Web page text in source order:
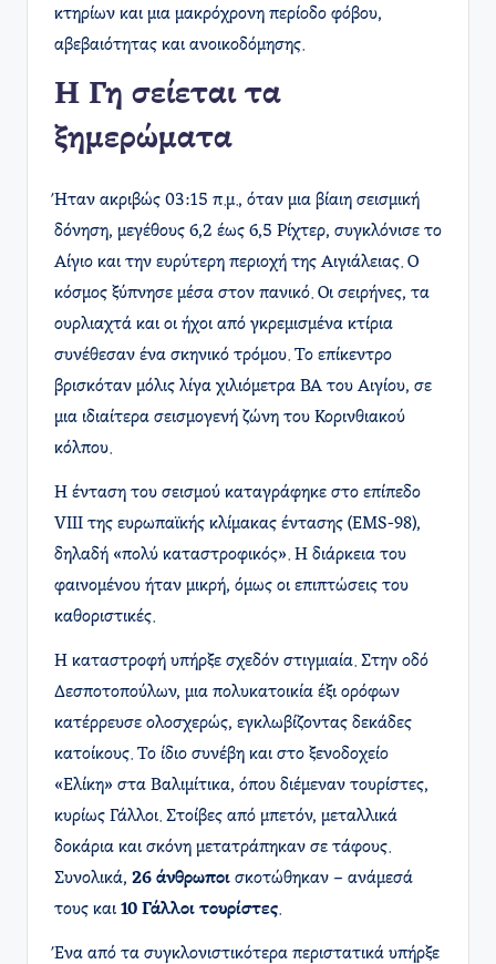
κτηρίων και μια μακρόχρονη περίοδο φόβου,
αβεβαιότητας και ανοικοδόμησης.
Η Γη σείεται τα
ξημερώματα
Ήταν ακριβώς 03:15 π.μ., όταν μια βίαιη σεισμική
δόνηση, μεγέθους 6,2 έως 6,5 Ρίχτερ, συγκλόνισε το
Αίγιο και την ευρύτερη περιοχή της Αιγιάλειας. Ο
κόσμος ξύπνησε μέσα στον πανικό. Οι σειρήνες, τα
ουρλιαχτά και οι ήχοι από γκρεμισμένα κτίρια
συνέθεσαν ένα σκηνικό τρόμου. Το επίκεντρο
βρισκόταν μόλις λίγα χιλιόμετρα ΒΑ του Αιγίου, σε
μια ιδιαίτερα σεισμογενή ζώνη του Κορινθιακού
κόλπου.
Η ένταση του σεισμού καταγράφηκε στο επίπεδο
VIII της ευρωπαϊκής κλίμακας έντασης (EMS-98),
δηλαδή «πολύ καταστροφικός». Η διάρκεια του
φαινομένου ήταν μικρή, όμως οι επιπτώσεις του
καθοριστικές.
Η καταστροφή υπήρξε σχεδόν στιγμιαία. Στην οδό
Δεσποτοπούλων, μια πολυκατοικία έξι ορόφων
κατέρρευσε ολοσχερώς, εγκλωβίζοντας δεκάδες
κατοίκους. Το ίδιο συνέβη και στο ξενοδοχείο
«Ελίκη» στα Βαλιμίτικα, όπου διέμεναν τουρίστες,
κυρίως Γάλλοι. Στοίβες από μπετόν, μεταλλικά
δοκάρια και σκόνη μετατράπηκαν σε τάφους.
Συνολικά, 26 άνθρωποι σκοτώθηκαν – ανάμεσά
τους και 10 Γάλλοι τουρίστες.
Ένα από τα συγκλονιστικότερα περιστατικά υπήρξε